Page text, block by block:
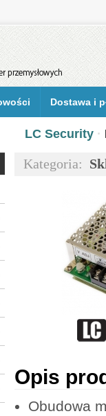
Dostawa i
LC Security ·
Kategoria:
Opis
Obudowa